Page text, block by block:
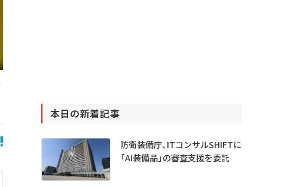
本日の新着記事
防衛装備庁、ITコンサルSHIFTに
「AI装備品」の審査支援を委託